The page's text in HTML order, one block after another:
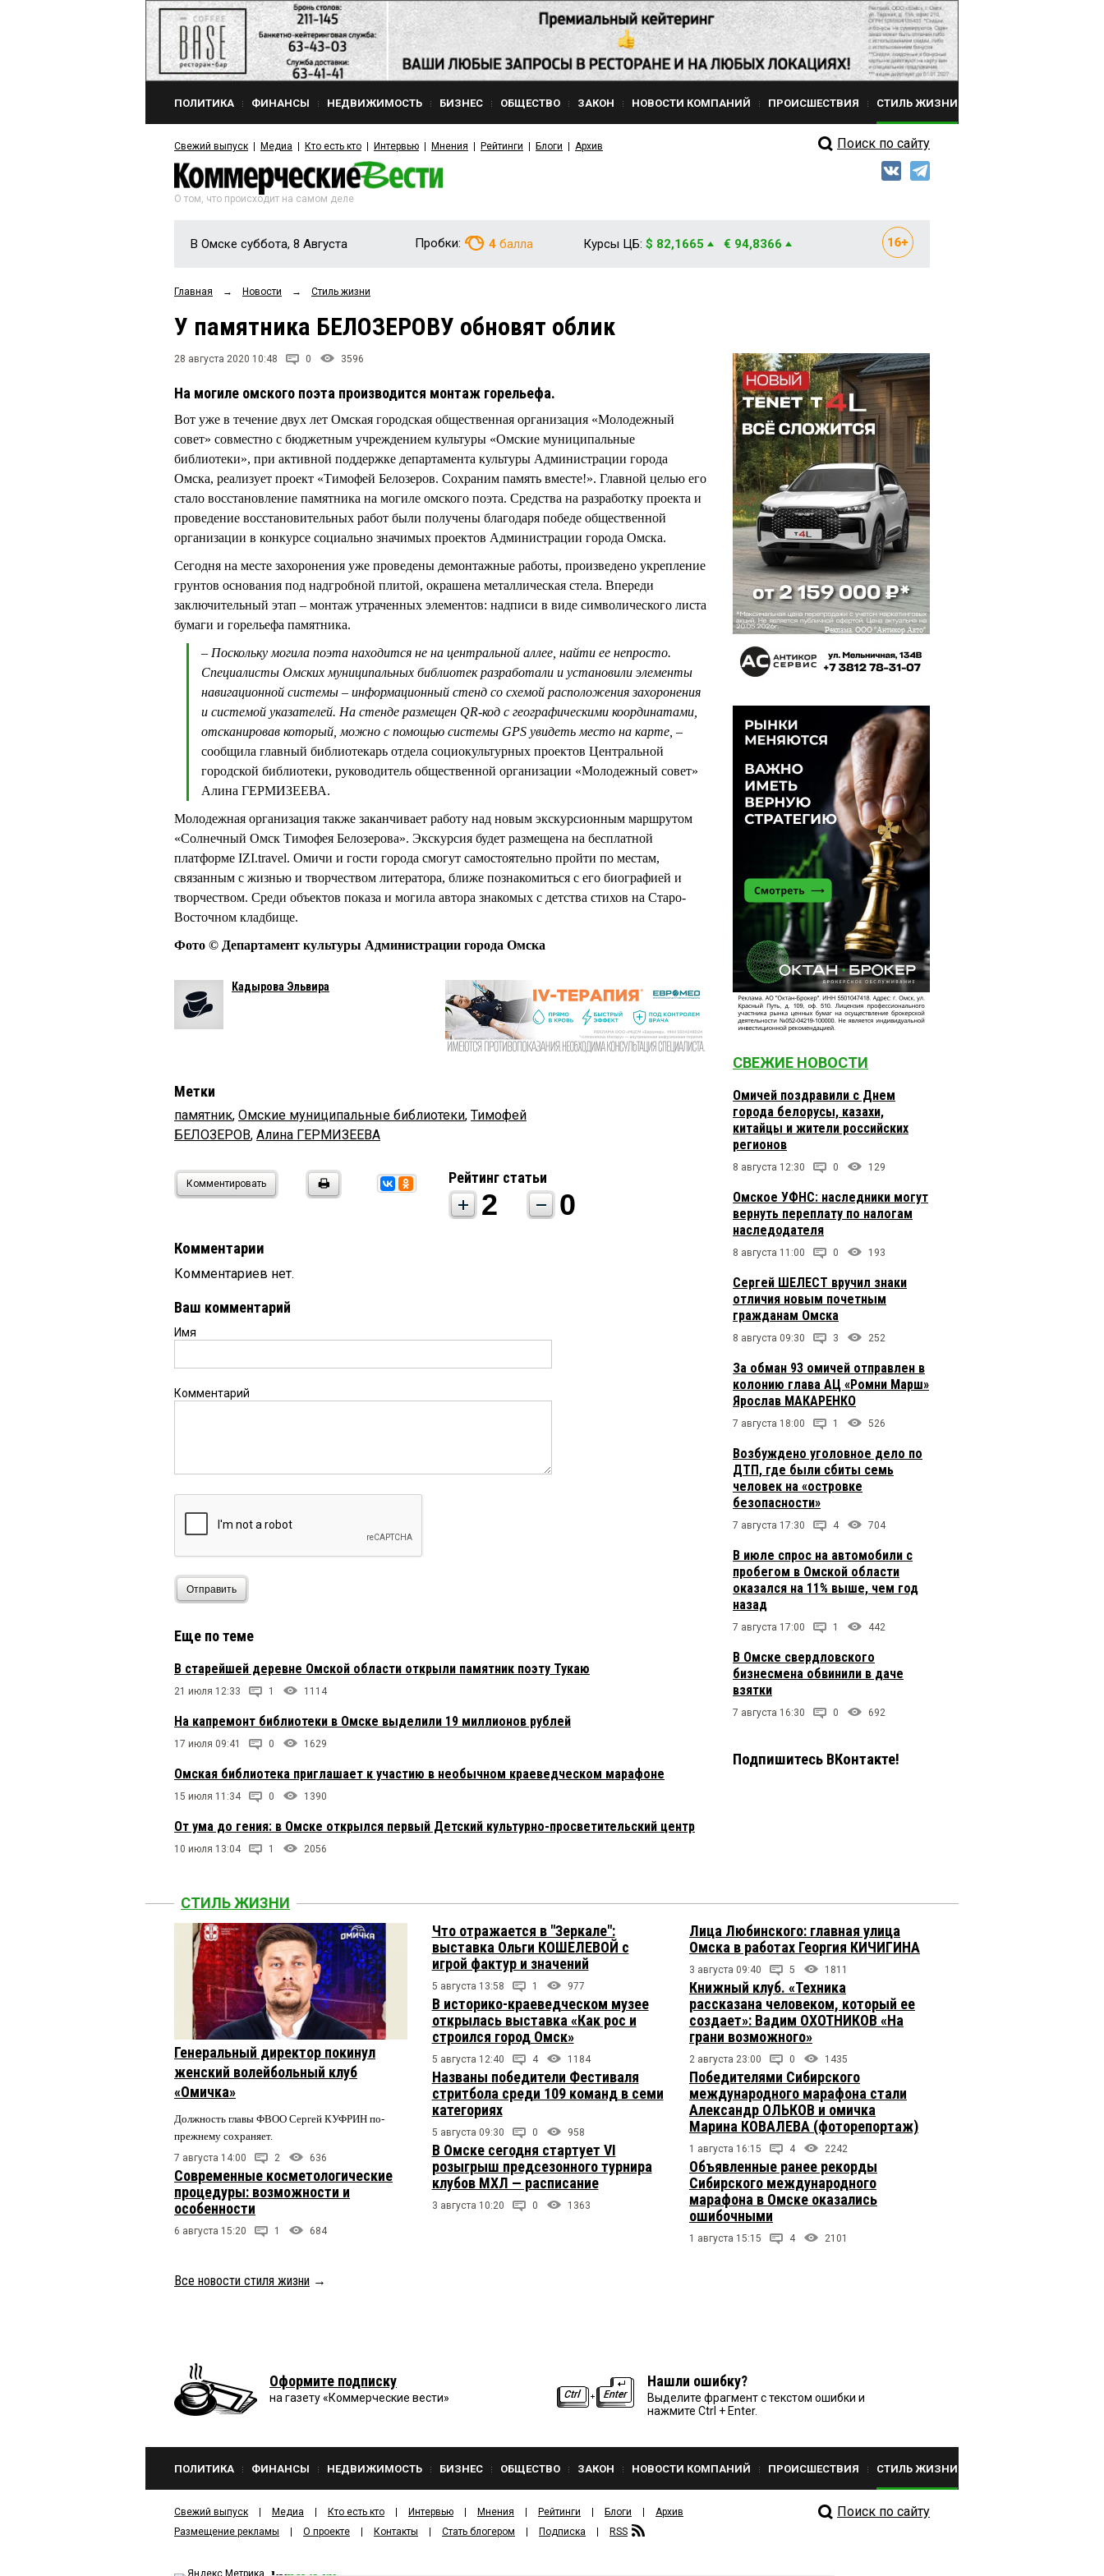
ПОЛИТИКА ФИНАНСЫ НЕДВИЖИМОСТЬ БИЗНЕС ОБЩЕСТВО ЗАКОН НОВОСТИ КОМПАНИЙ ПРОИСШЕСТВИЯ СТИЛЬ ЖИЗНИ
Свежий выпуск Медиа Кто есть кто Интервью Мнения Рейтинги Блоги Архив Поиск по сайту
О том, что происходит на самом деле
В Омске суббота, 8 Августа Пробки: 4 балла Курсы ЦБ: $ 82,1665 € 94,8366
Главная → Новости → Стиль жизни
У памятника БЕЛОЗЕРОВУ обновят облик
28 августа 2020 10:48 0 3596
На могиле омского поэта производится монтаж горельефа.
Вот уже в течение двух лет Омская городская общественная организация «Молодежный
совет» совместно с бюджетным учреждением культуры «Омские муниципальные
библиотеки», при активной поддержке департамента культуры Администрации города
Омска, реализует проект «Тимофей Белозеров. Сохраним память вместе!». Главной целью его
стало восстановление памятника на могиле омского поэта. Средства на разработку проекта и
проведение восстановительных работ были получены благодаря победе общественной
организации в конкурсе социально значимых проектов Администрации города Омска.
Сегодня на месте захоронения уже проведены демонтажные работы, произведено укрепление
грунтов основания под надгробной плитой, окрашена металлическая стела. Впереди
заключительный этап – монтаж утраченных элементов: надписи в виде символического листа
бумаги и горельефа памятника.
– Поскольку могила поэта находится не на центральной аллее, найти ее непросто.
Специалисты Омских муниципальных библиотек разработали и установили элементы
навигационной системы – информационный стенд со схемой расположения захоронения
и системой указателей. На стенде размещен QR-код с географическими координатами,
отсканировав который, можно с помощью системы GPS увидеть место на карте, –
сообщила главный библиотекарь отдела социокультурных проектов Центральной
городской библиотеки, руководитель общественной организации «Молодежный совет»
Алина ГЕРМИЗЕЕВА.
Молодежная организация также заканчивает работу над новым экскурсионным маршрутом
«Солнечный Омск Тимофея Белозерова». Экскурсия будет размещена на бесплатной
платформе IZI.travel. Омичи и гости города смогут самостоятельно пройти по местам,
связанным с жизнью и творчеством литератора, ближе познакомиться с его биографией и
творчеством. Среди объектов показа и могила автора знакомых с детства стихов на Старо-
Восточном кладбище.
Фото © Департамент культуры Администрации города Омска
Кадырова Эльвира
Метки
памятник, Омские муниципальные библиотеки, Тимофей
БЕЛОЗЕРОВ, Алина ГЕРМИЗЕЕВА
Комментировать Рейтинг статьи
2 0
Комментарии
Комментариев нет.
Ваш комментарий
Имя
Комментарий
Отправить
Еще по теме
В старейшей деревне Омской области открыли памятник поэту Тукаю
21 июля 12:33 1 1114
На капремонт библиотеки в Омске выделили 19 миллионов рублей
17 июля 09:41 0 1629
Омская библиотека приглашает к участию в необычном краеведческом марафоне
15 июля 11:34 0 1390
От ума до гения: в Омске открылся первый Детский культурно-просветительский центр
10 июля 13:04 1 2056
СВЕЖИЕ НОВОСТИ
Омичей поздравили с Днем
города белорусы, казахи,
китайцы и жители российских
регионов
8 августа 12:30 0 129
Омское УФНС: наследники могут
вернуть переплату по налогам
наследодателя
8 августа 11:00 0 193
Сергей ШЕЛЕСТ вручил знаки
отличия новым почетным
гражданам Омска
8 августа 09:30 3 252
За обман 93 омичей отправлен в
колонию глава АЦ «Ромни Марш»
Ярослав МАКАРЕНКО
7 августа 18:00 1 526
Возбуждено уголовное дело по
ДТП, где были сбиты семь
человек на «островке
безопасности»
7 августа 17:30 4 704
В июле спрос на автомобили с
пробегом в Омской области
оказался на 11% выше, чем год
назад
7 августа 17:00 1 442
В Омске свердловского
бизнесмена обвинили в даче
взятки
7 августа 16:30 0 692
Подпишитесь ВКонтакте!
СТИЛЬ ЖИЗНИ
Генеральный директор покинул
женский волейбольный клуб
«Омичка»
Должность главы ФВОО Сергей КУФРИН по-
прежнему сохраняет.
7 августа 14:00 2 636
Современные косметологические
процедуры: возможности и
особенности
6 августа 15:20 1 684
Что отражается в "Зеркале":
выставка Ольги КОШЕЛЕВОЙ с
игрой фактур и значений
5 августа 13:58 1 977
В историко-краеведческом музее
открылась выставка «Как рос и
строился город Омск»
5 августа 12:40 4 1184
Названы победители Фестиваля
стритбола среди 109 команд в семи
категориях
5 августа 09:30 0 958
В Омске сегодня стартует VI
розыгрыш предсезонного турнира
клубов МХЛ — расписание
3 августа 10:20 0 1363
Лица Любинского: главная улица
Омска в работах Георгия КИЧИГИНА
3 августа 09:40 5 1811
Книжный клуб. «Техника
рассказана человеком, который ее
создает»: Вадим ОХОТНИКОВ «На
грани возможного»
2 августа 23:00 0 1435
Победителями Сибирского
международного марафона стали
Александр ОЛЬКОВ и омичка
Марина КОВАЛЕВА (фоторепортаж)
1 августа 16:15 4 2242
Объявленные ранее рекорды
Сибирского международного
марафона в Омске оказались
ошибочными
1 августа 15:15 4 2101
Все новости стиля жизни →
Оформите подписку
на газету «Коммерческие вести»
Нашли ошибку?
Выделите фрагмент с текстом ошибки и
нажмите Ctrl + Enter.
ПОЛИТИКА ФИНАНСЫ НЕДВИЖИМОСТЬ БИЗНЕС ОБЩЕСТВО ЗАКОН НОВОСТИ КОМПАНИЙ ПРОИСШЕСТВИЯ СТИЛЬ ЖИЗНИ
Свежий выпуск Медиа Кто есть кто Интервью Мнения Рейтинги Блоги
Архив
Размещение рекламы
О проекте Контакты Стать блогером Подписка RSS
Поиск по сайту